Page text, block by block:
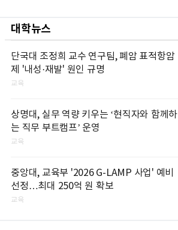
대학뉴스
단국대 조정희 교수 연구팀, 폐암 표적항암
제 '내성·재발' 원인 규명
교육
상명대, 실무 역량 키우는 ‘현직자와 함께하
는 직무 부트캠프’ 운영
교육
중앙대, 교육부 '2026 G-LAMP 사업' 예비
선정…최대 250억 원 확보
교육